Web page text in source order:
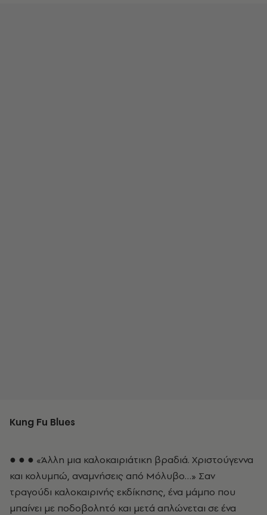
Kung Fu Blues
● ● ● «Άλλη μια καλοκαιριάτικη βραδιά. Χριστούγεννα
και κολυμπώ, αναμνήσεις από Μόλυβο…» Σαν
τραγούδι καλοκαιρινής εκδίκησης, ένα μάμπο που
μπαίνει με ποδοβολητό και μετά απλώνεται σε ένα